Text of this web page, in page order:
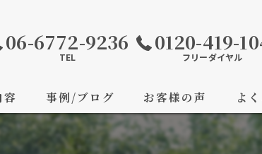
06-6772-9236
TEL
0120-419-
フリーダイヤル
容 事例/ブログ お客様の声 よ